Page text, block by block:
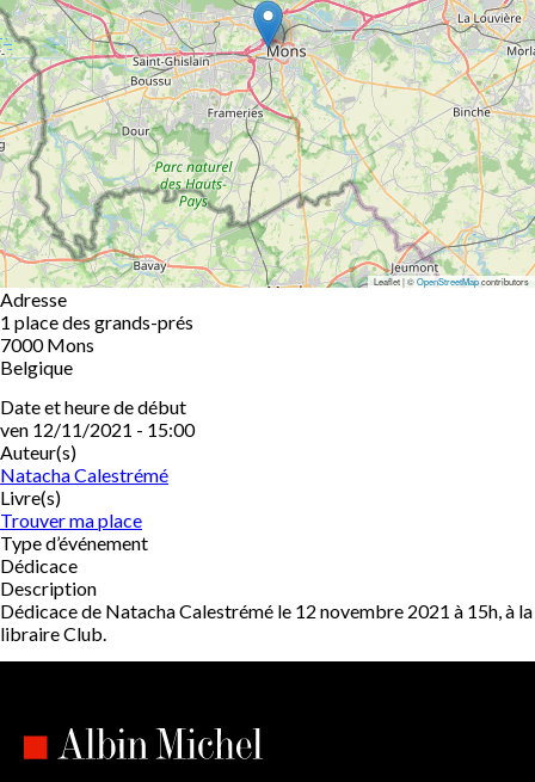
Leaflet | ©OpenStreetMapcontributors
Adresse
1 place des grands-prés
7000 Mons
Belgique
Date et heure de début
ven 12/11/2021 - 15:00
Auteur(s)
Natacha Calestrémé
Livre(s)
Trouver ma place
Type d’événement
Dédicace
Description
Dédicace de Natacha Calestrémé le 12 novembre 2021 à 15h, à la
libraire Club.